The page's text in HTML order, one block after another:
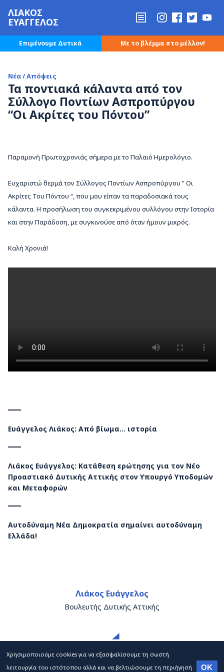
ΛΙΑΚΟΣ
ΕΥΑΓΓΕΛΟΣ
Επιμένουμε Δυτικά Με το βλέμμα στο μέλλον!
Νέα / Απόψεις
Τα ποντιακά κάλαντα από τον
Σύλλογο Ποντίων Ασπροπύργου
“Οι Ακρίτες του Πόντου”
Παραμονή Πρωτοχρονιάς σήμερα με το Παλαιό Ημερολόγιο.
Ευχαριστώ θερμά τον Σύλλογος Ποντίων Ασπροπύργου ” Οι
Ακρίτες Του Πόντου “, που μου είπαν τα παραδοσιακά τους
κάλαντα. Η προσήλωση του συγκεκριμένου συλλόγου στην Ιστορία
και στην Παράδοση, με συγκινούσε από όταν ήμουν μικρός.
Καλή Χρονιά!
Ευάγγελος Λιάκος: Από βίωμα… ιστορία
Λιάκος Ευάγγελος: Κατάθεση ερώτησης για τον Νέο
Προαστιακό Δυτικής Αττικής στον Υπουργό Υποδομών
και Μεταφορών
Αυτοδύναμη Νέα Δημοκρατία σημαίνει αυτοδύναμη
Ελλάδα!
Λιάκος Ευάγγελος
Βουλευτής Δυτικής Αττικής
Χρησιμοποιούμε cookies για να εξασφαλίσουμε τη σωστή
λειτουργία του ιστότοπου αλλά και να βελτιώσουμε τη περιήγησή
OK